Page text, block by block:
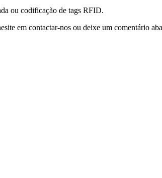
ou codificação de tags RFID.
em contactar-nos ou deixe um comentário